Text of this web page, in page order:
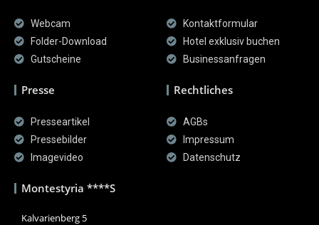
Webcam
Folder-Download
Gutscheine
Kontaktformular
Hotel exklusiv buchen
Businessanfragen
Presse
Presseartikel
Pressebilder
Imagevideo
Rechtliches
AGBs
Impressum
Datenschutz
Montestyria ****S
Kalvarienberg 5